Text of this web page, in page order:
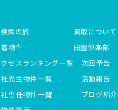
索の旅
物件
セスランキング一覧
売主物件一覧
専任物件一覧
買取について
田園倶楽部
次回予告
活動報告
ブログ紹介